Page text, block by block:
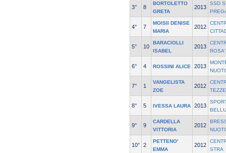
3° 8
BORTOLETTO
GRETA
2013
SSD
4° 7
MOISII DENISE
MARIA
2012
5° 10
BARACIOLLI
ISABEL
2013
6° 4 ROSSINI ALICE 2013
7° 1
VANGELISTA
ZOE
2012
TEZZE
8° 5 IVESSA LAURA 2013
9° 9
CARDELLA
VITTORIA
2012
10° 2
PETTENO'
EMMA
2012
STRA